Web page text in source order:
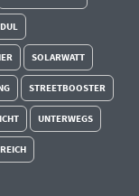
SOLARWATT
STREETBOOSTER
UNTERWEGS